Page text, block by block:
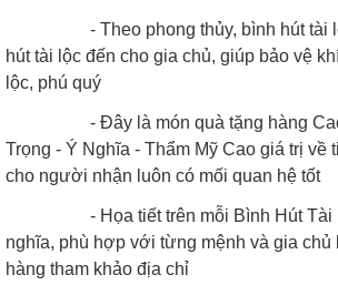
- Theo phong thủy, bình hút tài
hút tài lộc đến cho gia chủ, giúp bảo vệ
lộc, phú quý
- Đây là món quà tặng hàng Cao
Trọng - Ý Nghĩa - Thẩm Mỹ Cao giá trị về
cho người nhận luôn có mối quan hệ tốt
- Họa tiết trên mỗi Bình Hút Tài
nghĩa, phù hợp với từng mệnh và gia chủ
hàng tham khảo địa chỉ